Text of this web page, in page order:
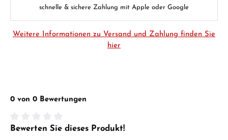
schnelle & sichere Zahlung mit Apple oder Google
Weitere Informationen zu Versand und Zahlung finden Sie
hier
0 von 0 Bewertungen
Durchschnittliche Bewertung von 0 von 5 Sternen
Bewerten Sie dieses Produkt!